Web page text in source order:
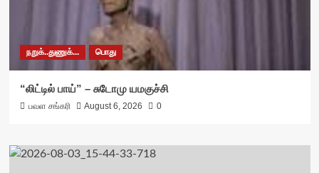
நறுக்..துணுக்... பொது
“லிட்டில் பாய்” – சுடோமு யமகுச்சி
பவள சங்கரி August 6, 2026 0